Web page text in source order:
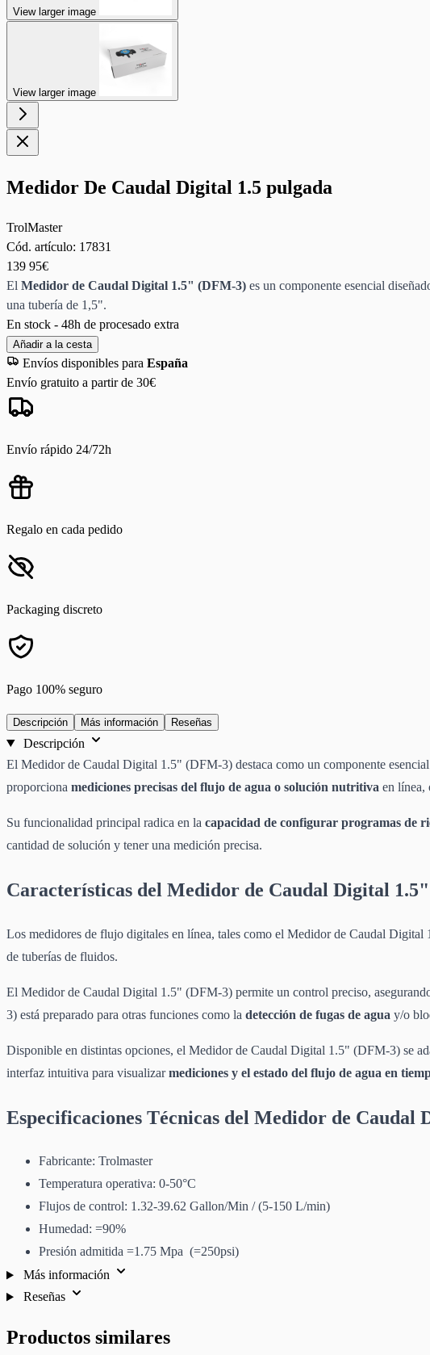
View larger image
View larger image
Medidor De Caudal Digital 1.5 pulgada
TrolMaster
Cód. artículo: 17831
139 95€
El Medidor de Caudal Digital 1.5" (DFM-3) es un componente esencial
una tubería de 1,5".
En stock - 48h de procesado extra
Añadir a la cesta
Envíos disponibles para España
Envío gratuito a partir de 30€
Envío rápido 24/72h
Regalo en cada pedido
Packaging discreto
Pago 100% seguro
Descripción Más información Reseñas
Descripción
El Medidor de Caudal Digital 1.5" (DFM-3) destaca como un componente
proporciona mediciones precisas del flujo de agua o solución nutritiva en línea,
Su funcionalidad principal radica en la capacidad de configurar programas de
cantidad de solución y tener una medición precisa.
Características del Medidor de Caudal Digital
Los medidores de flujo digitales en línea, tales como el Medidor de Caudal
de tuberías de fluidos.
El Medidor de Caudal Digital 1.5" (DFM-3) permite un control preciso,
3) está preparado para otras funciones como la detección de fugas de agua y/o
Disponible en distintas opciones, el Medidor de Caudal Digital 1.5" (DFM-3) se
interfaz intuitiva para visualizarmediciones y el estado del flujo de agua en
Especificaciones Técnicas del Medidor de
Fabricante: Trolmaster
Temperatura operativa: 0-50°C
Flujos de control: 1.32-39.62 Gallon/Min / (5-150 L/min)
Humedad: =90%
Presión admitida =1.75 Mpa (=250psi)
Más información
Reseñas
Productos similares